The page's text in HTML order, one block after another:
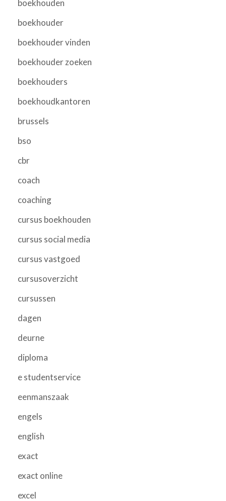
boekhouden
boekhouder
boekhouder vinden
boekhouder zoeken
boekhouders
boekhoudkantoren
brussels
bso
cbr
coach
coaching
cursus boekhouden
cursus social media
cursus vastgoed
cursusoverzicht
cursussen
dagen
deurne
diploma
e studentservice
eenmanszaak
engels
english
exact
exact online
excel